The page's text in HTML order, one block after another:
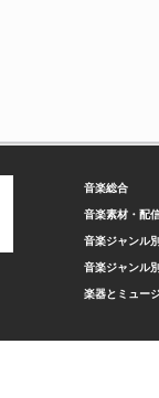
音楽総合
音楽素材・配
音楽ジャンル
音楽ジャンル
楽器とミュー